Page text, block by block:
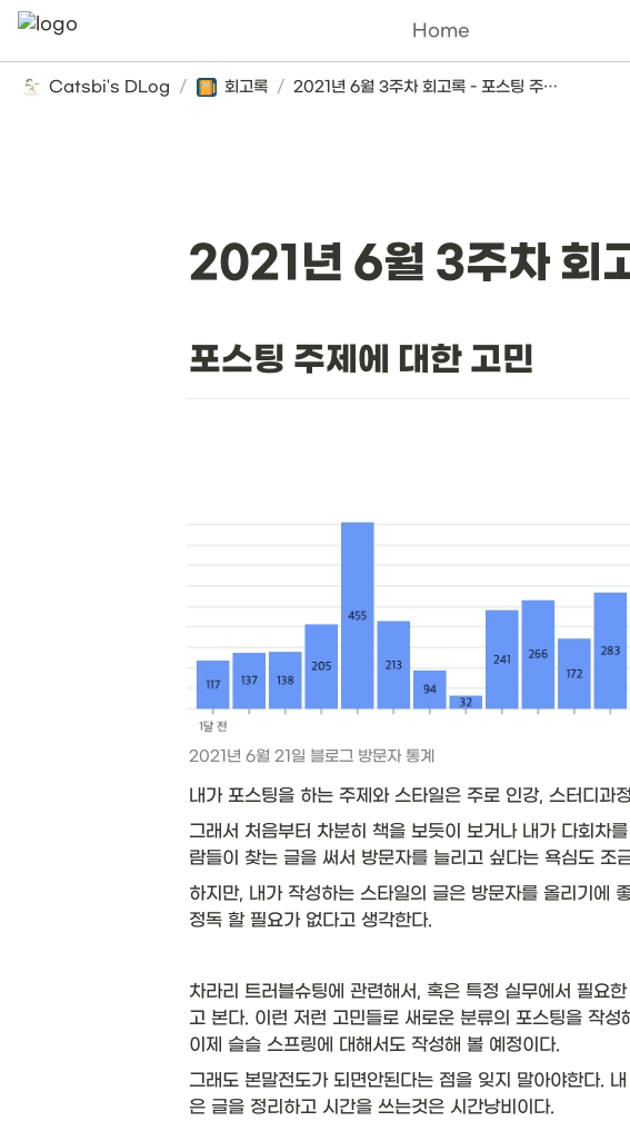
Home
Catsbi's DLog / 회고록 / 2021년 6월 3주차 회고록 - 포스팅 주제에 대한 고민
2021년 6월 3주차 회
포스팅 주제에 대한 고민
2021년 6월 21일 블로그 방문자 통계
내가 포스팅을 하는 주제와 스타일은 주로 인강, 스터디과
그래서 처음부터 차분히 책을 보듯이 보거나 내가 다회차
람들이 찾는 글을 써서 방문자를 늘리고 싶다는 욕심도 조
하지만, 내가 작성하는 스타일의 글은 방문자를 올리기에
정독 할 필요가 없다고 생각한다.
차라리 트러블슈팅에 관련해서, 혹은 특정 실무에서 필
고 본다. 이런 저런 고민들로 새로운 분류의 포스팅을 작
이제 슬슬 스프링에 대해서도 작성해 볼 예정이다.
그래도 본말전도가 되면안된다는 점을 잊지 말아야한다.
은 글을 정리하고 시간을 쓰는것은 시간낭비이다.